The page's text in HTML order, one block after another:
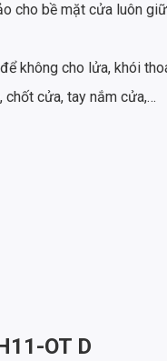
cho bề mặt cửa luôn
không cho lửa, khói
chốt cửa, tay nắm cửa,…
OT D